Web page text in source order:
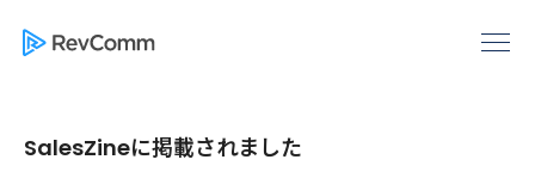
SalesZineに掲載されました